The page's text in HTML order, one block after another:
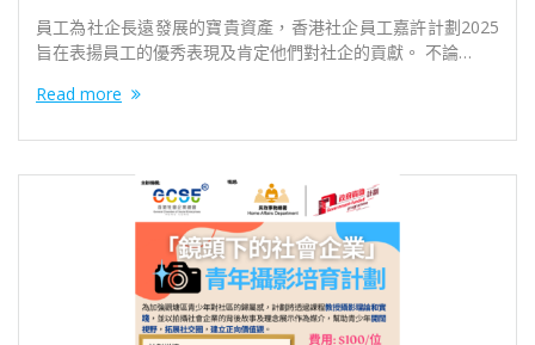
員⼯為社企⻑遠發展的寶貴資產，香港社企員⼯嘉許計劃2025
旨在表揚員⼯的優秀表現及肯定他們對社企的貢獻。 不論…
Read more